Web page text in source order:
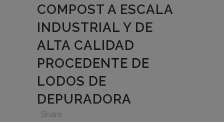
COMPOST A ESCALA
INDUSTRIAL Y DE
ALTA CALIDAD
PROCEDENTE DE
LODOS DE
DEPURADORA
Share